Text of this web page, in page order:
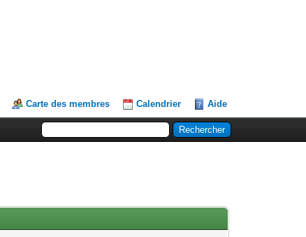
Carte des membres Calendrier Aide